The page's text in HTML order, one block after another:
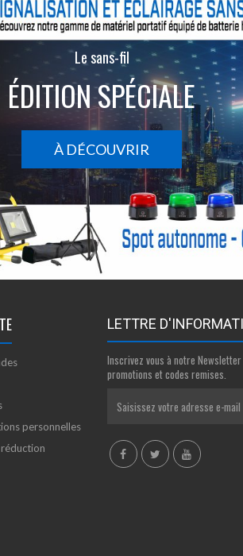
Le sans-fil
ÉDITION SPÉCIALE
À DÉCOUVRIR
personnelles
LETTRE
Inscrivez vous à notre
promotions et codes remises.